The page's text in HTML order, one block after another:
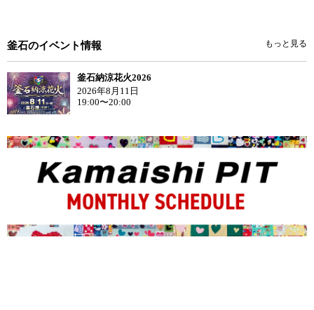
釜石のイベント情報 もっと見る
釜石納涼花火2026
2026年8月11日
19:00〜20:00